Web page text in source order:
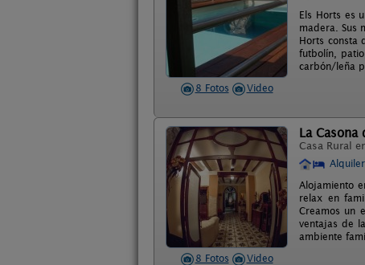
8 Fotos Video
Els Horts es
madera. Sus
Horts consta
futbolín,
carbón/leña
8 Fotos Video
La Casona
Casa Rural
Alojamiento
relax en
Creamos un
ventajas de
ambiente